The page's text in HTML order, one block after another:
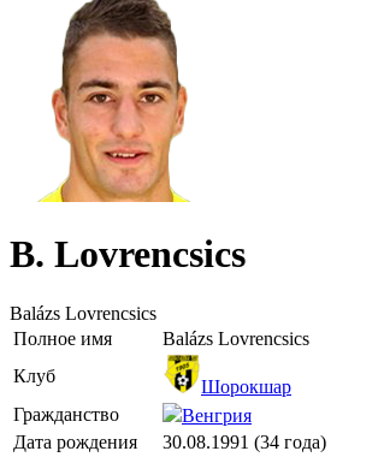
B. Lovrencsics
Balázs Lovrencsics
Полное имя
Balázs Lovrencsics
Клуб
Шорокшар
Гражданство
Венгрия
Дата рождения
30.08.1991 (34 года)